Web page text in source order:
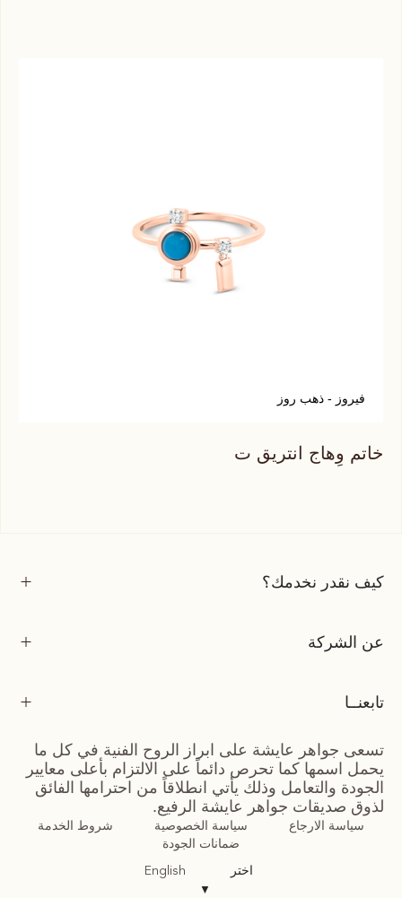
فيروز - ذهب روز
خاتم وِهاج انتريق ت
كيف نقدر نخدمك؟
عن الشركة
تابعنــا
تسعى جواهر عايشة على ابراز الروح الفنية في كل ما
يحمل اسمها كما تحرص دائماً على الالتزام بأعلى معايير
الجودة والتعامل وذلك يأتي انطلاقاً من احترامها الفائق
لذوق صديقات جواهر عايشة الرفيع.
سياسة الارجاع سياسة الخصوصية
شروط الخدمة
ضمانات الجودة
اختر
▼
English